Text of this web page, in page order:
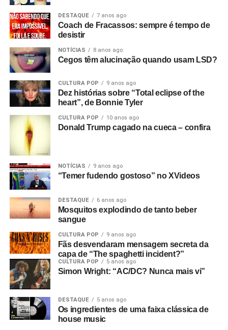
Ricardo Schott
Ricardo Schott é jornalista, radialista, editor e principal
colaborador do POP FANTASMA.
DESTAQUE 7 anos ago
Coach de Fracassos: sempre é tempo de
desistir
NOTÍCIAS 8 anos ago
Cegos têm alucinação quando usam LSD?
CULTURA POP 9 anos ago
Dez histórias sobre “Total eclipse of the
heart”, de Bonnie Tyler
CULTURA POP 10 anos ago
Donald Trump cagado na cueca – confira
NOTÍCIAS 9 anos ago
“Temer fudendo gostoso” no XVideos
DESTAQUE 6 anos ago
Mosquitos explodindo de tanto beber
sangue
CULTURA POP 9 anos ago
Fãs desvendaram mensagem secreta da
capa de “The spaghetti incident?”
CULTURA POP 5 anos ago
Simon Wright: “AC/DC? Nunca mais vi”
DESTAQUE 5 anos ago
Os ingredientes de uma faixa clássica de
house music